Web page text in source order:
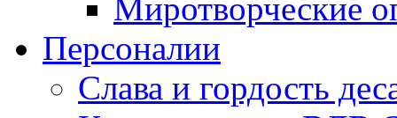
Миротворческие
Персоналии
Слава и гордость